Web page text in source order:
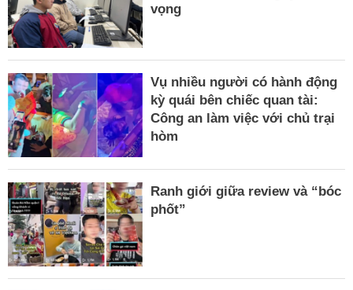
vọng
Vụ nhiều người có hành động
kỳ quái bên chiếc quan tài:
Công an làm việc với chủ trại
hòm
Ranh giới giữa review và “bóc
phốt”